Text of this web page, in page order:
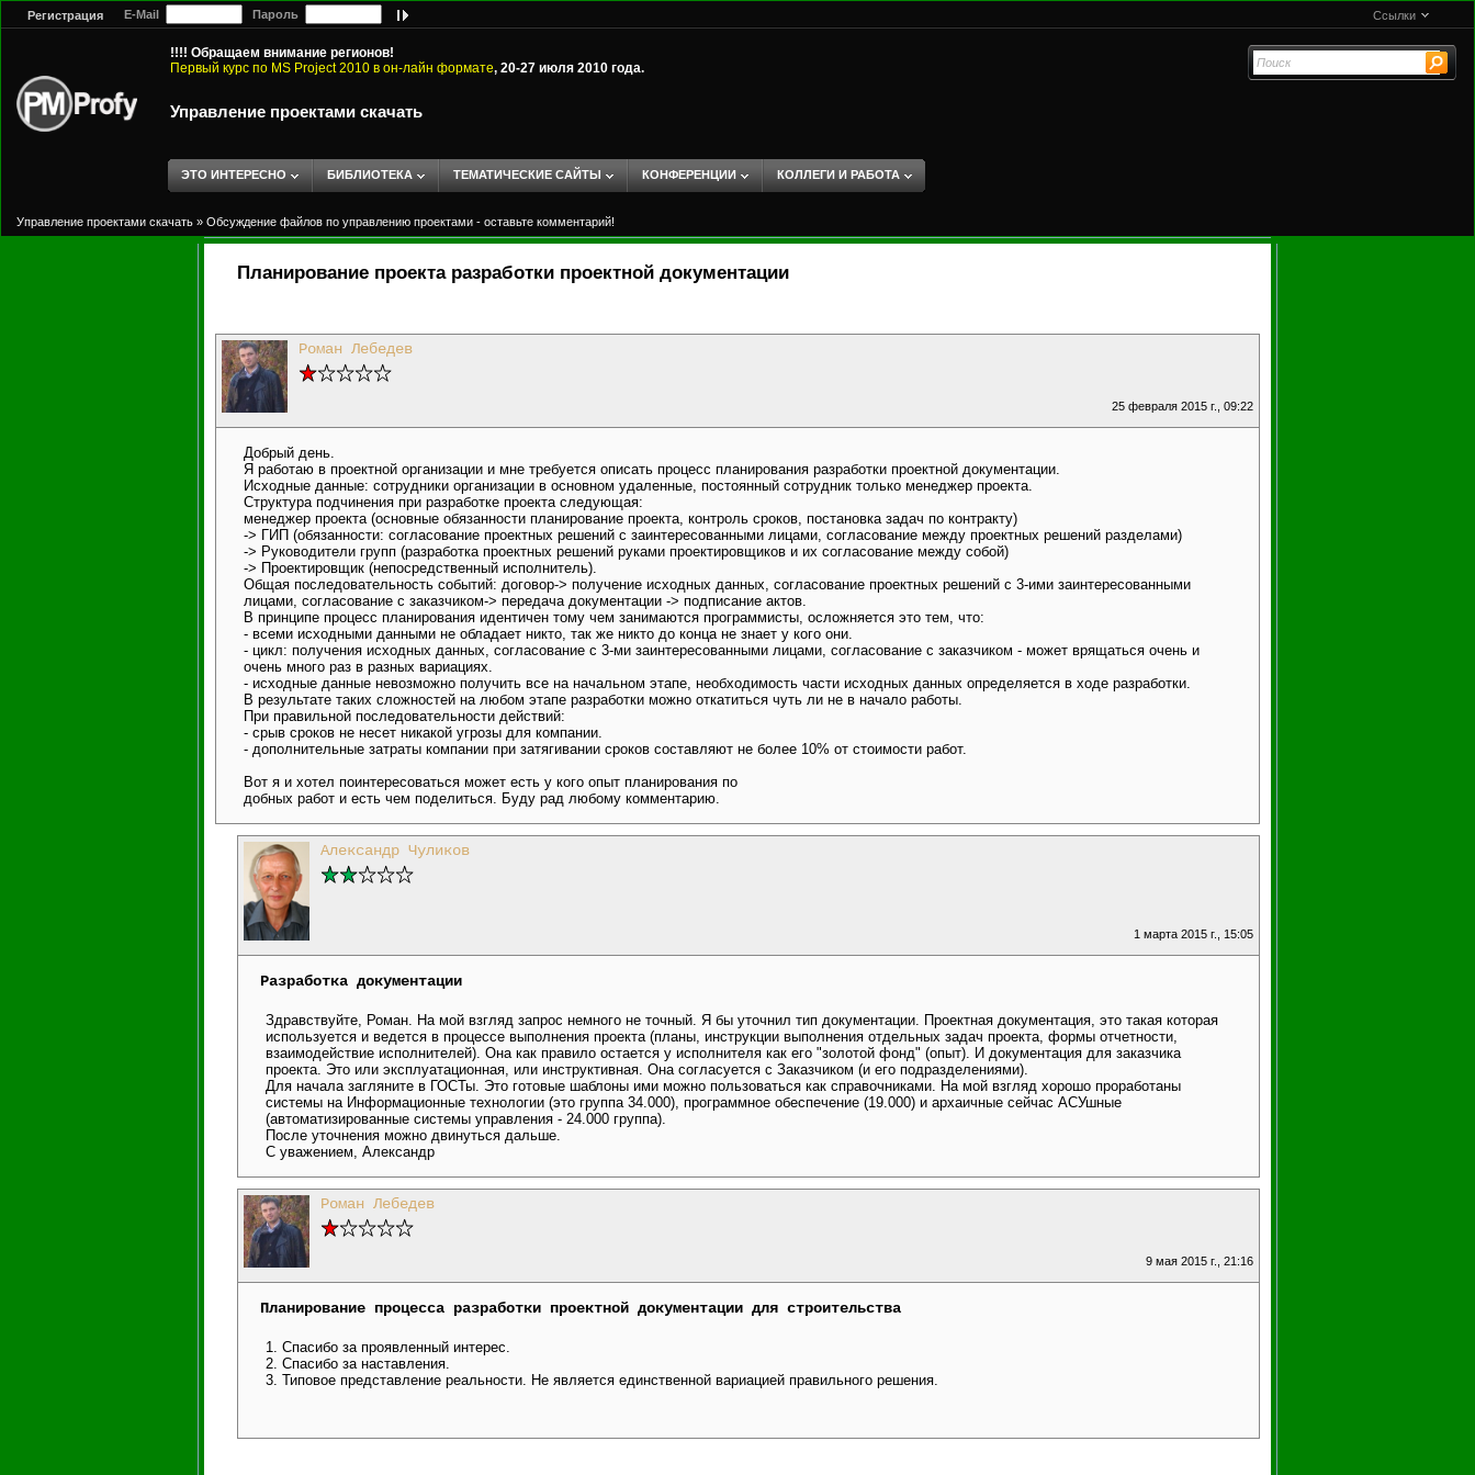
Регистрация E-Mail Пароль Ссылки
!!!! Обращаем внимание регионов!
Первый курс по MS Project 2010 в он-лайн формате, 20-27 июля 2010 года.
Управление проектами скачать
ЭТО ИНТЕРЕСНО БИБЛИОТЕКА ТЕМАТИЧЕСКИЕ САЙТЫ КОНФЕРЕНЦИИ КОЛЛЕГИ И РАБОТА
Управление проектами скачать » Обсуждение файлов по управлению проектами - оставьте комментарий!
Планирование проекта разработки проектной документации
Роман Лебедев
25 февраля 2015 г., 09:22
Добрый день.
Я работаю в проектной организации и мне требуется описать процесс планирования разработки проектной документации.
Исходные данные: сотрудники организации в основном удаленные, постоянный сотрудник только менеджер проекта.
Структура подчинения при разработке проекта следующая:
менеджер проекта (основные обязанности планирование проекта, контроль сроков, постановка задач по контракту)
-> ГИП (обязанности: согласование проектных решений с заинтересованными лицами, согласование между проектных решений разделами)
-> Руководители групп (разработка проектных решений руками проектировщиков и их согласование между собой)
-> Проектировщик (непосредственный исполнитель).
Общая последовательность событий: договор-> получение исходных данных, согласование проектных решений с 3-ими заинтересованными
лицами, согласование с заказчиком-> передача документации -> подписание актов.
В принципе процесс планирования идентичен тому чем занимаются программисты, осложняется это тем, что:
- всеми исходными данными не обладает никто, так же никто до конца не знает у кого они.
- цикл: получения исходных данных, согласование с 3-ми заинтересованными лицами, согласование с заказчиком - может врящаться очень и
очень много раз в разных вариациях.
- исходные данные невозможно получить все на начальном этапе, необходимость части исходных данных определяется в ходе разработки.
В результате таких сложностей на любом этапе разработки можно откатиться чуть ли не в начало работы.
При правильной последовательности действий:
- срыв сроков не несет никакой угрозы для компании.
- дополнительные затраты компании при затягивании сроков составляют не более 10% от стоимости работ.
Вот я и хотел поинтересоваться может есть у кого опыт планирования по
добных работ и есть чем поделиться. Буду рад любому комментарию.
Александр Чуликов
1 марта 2015 г., 15:05
Разработка документации
Здравствуйте, Роман. На мой взгляд запрос немного не точный. Я бы уточнил тип документации. Проектная документация, это такая которая
используется и ведется в процессе выполнения проекта (планы, инструкции выполнения отдельных задач проекта, формы отчетности,
взаимодействие исполнителей). Она как правило остается у исполнителя как его "золотой фонд" (опыт). И документация для заказчика
проекта. Это или эксплуатационная, или инструктивная. Она согласуется с Заказчиком (и его подразделениями).
Для начала загляните в ГОСТы. Это готовые шаблоны ими можно пользоваться как справочниками. На мой взгляд хорошо проработаны
системы на Информационные технологии (это группа 34.000), программное обеспечение (19.000) и архаичные сейчас АСУшные
(автоматизированные системы управления - 24.000 группа).
После уточнения можно двинуться дальше.
С уважением, Александр
Роман Лебедев
9 мая 2015 г., 21:16
Планирование процесса разработки проектной документации для строительства
1. Спасибо за проявленный интерес.
2. Спасибо за наставления.
3. Типовое представление реальности. Не является единственной вариацией правильного решения.